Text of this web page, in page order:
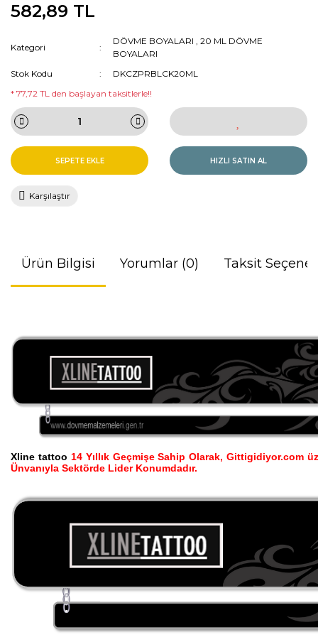
582,89 TL
Kategori
DÖVME BOYALARI ,20 ML DÖVME
BOYALARI
Stok Kodu
DKCZPRBLCK20ML
* 77,72 TL den başlayan taksitlerle!!
SEPETE EKLE HIZLI SATIN AL
Karşılaştır
Ürün Bilgisi Yorumlar (0) Taksit
Xline tattoo 14 Yıllık Geçmişe Sahip Olarak, Gittigidiyor.com
Ünvanıyla Sektörde Lider Konumdadır.